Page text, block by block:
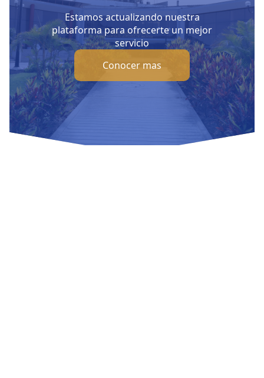
Estamos actualizando nuestra
plataforma para ofrecerte un mejor
servicio
Conocer mas